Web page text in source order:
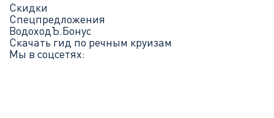
Скидки
Спецпредложения
ВодоходЪ.Бонус
Скачать гид по речным круизам
Мы в соцсетях: